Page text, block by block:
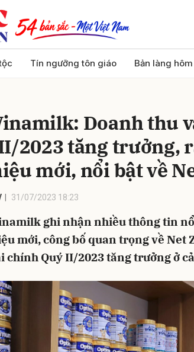
Tín ngưỡng tôn giáo Bản làng
Doanh thu
2023 tăng trưởng,
mới, nổi bật về
31/07/2023 18:23
ghi nhận nhiều thông tin
mới, công bố quan trọng về Net
chính Quý II/2023 tăng trưởng ở
Gửi bình luận